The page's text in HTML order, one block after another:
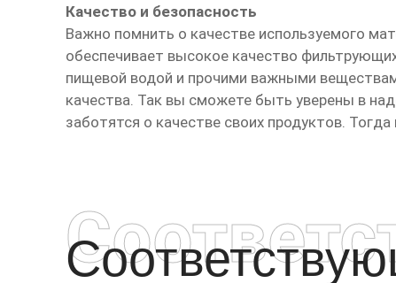
Качество и безопасность
Важно помнить о качестве используемого
обеспечивает высокое качество
пищевой водой и прочими важными
качества. Так вы сможете быть уверены в
заботятся о качестве своих продуктов.